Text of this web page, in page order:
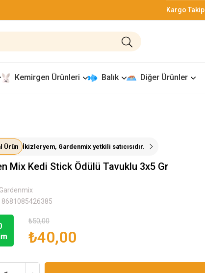
Kargo Takip
Kemirgen Ürünleri Balık Diğer Ürünler
Ürün İkizleryem, Gardenmix yetkili satıcısıdır.
Mix Kedi Stick Ödülü Tavuklu 3x5 Gr
Gardenmix
8681085426385
₺50,00
₺40,00